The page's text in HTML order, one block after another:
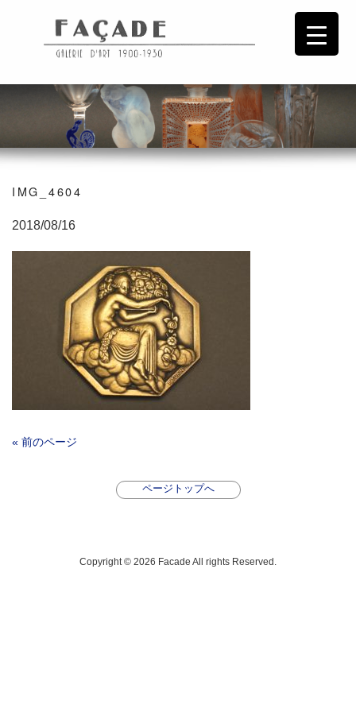
IMG_4604
2018/08/16
« 前のページ
ページトップへ
Copyright © 2026 Facade All rights Reserved.